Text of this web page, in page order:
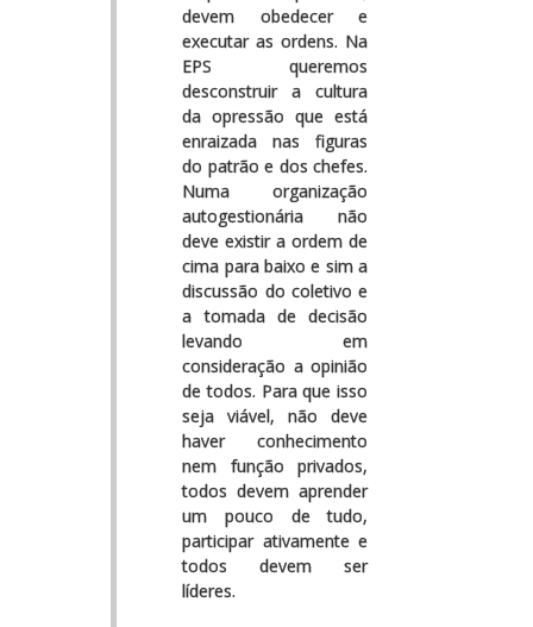
devem obedecer e
executar as ordens. Na
EPS queremos
desconstruir a cultura
da opressão que está
enraizada nas figuras
do patrão e dos chefes.
Numa organização
autogestionária não
deve existir a ordem de
cima para baixo e sim a
discussão do coletivo e
a tomada de decisão
levando em
consideração a opinião
de todos. Para que isso
seja viável, não deve
haver conhecimento
nem função privados,
todos devem aprender
um pouco de tudo,
participar ativamente e
todos devem ser
líderes.